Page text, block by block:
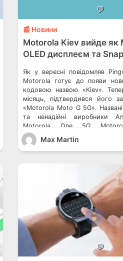
💬
📰 Новини
Motorola Kiev вийде як
OLED дисплеєм та
Як у вересні повідомляв
Motorola готує до появи
кодовою назвою «Kiev».
місяць, підтвердився його
«Motorola Moto G 5G». Названі
та ненадійні виробники
Motorola One 5G
бюджетний смартфон Moto
він дебютує разом з Moto G9
Max Martin
💬